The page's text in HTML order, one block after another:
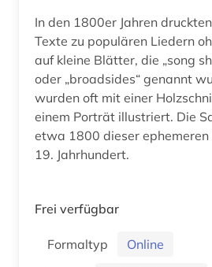
In den 1800er Jahren
Texte zu populären Liedern
auf kleine Blätter, die „song
oder „broadsides“ genannt
wurden oft mit einer
einem Porträt illustriert. Die
etwa 1800 dieser ephemeren
19. Jahrhundert.
Frei verfügbar
Formaltyp
Online